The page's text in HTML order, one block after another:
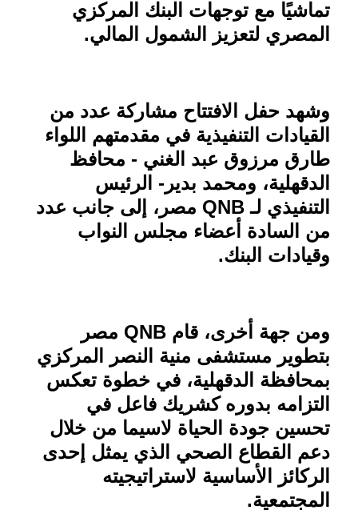
تماشيًا مع توجهات البنك المركزي
المصري لتعزيز الشمول المالي.
وشهد حفل الافتتاح مشاركة عدد من
القيادات التنفيذية في مقدمتهم اللواء
طارق مرزوق عبد الغني - محافظ
الدقهلية، ومحمد بدير- الرئيس
التنفيذي لـQNB مصر، إلى جانب عدد
من السادة أعضاء مجلس النواب
وقيادات البنك.
ومن جهة أخرى، قام QNB مصر
بتطوير مستشفى منية النصر المركزي
بمحافظة الدقهلية، في خطوة تعكس
التزامه بدوره كشريك فاعل في
تحسين جودة الحياة لاسيما من خلال
دعم القطاع الصحي الذي يمثل إحدى
الركائز الأساسية لاستراتيجيته
المجتمعية.